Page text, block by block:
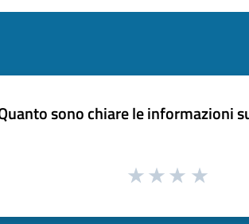
sono chiare le informazioni